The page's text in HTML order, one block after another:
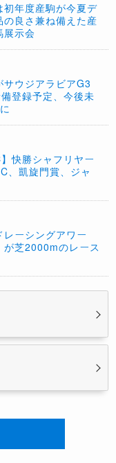
初年度産駒が今夏デ
の良さ兼ね備えた産
展示会
サウジアラビアG3
登録予定、今後未
快勝シャフリヤー
、凱旋門賞、ジャ
レーシングアワー
が芝2000mのレース